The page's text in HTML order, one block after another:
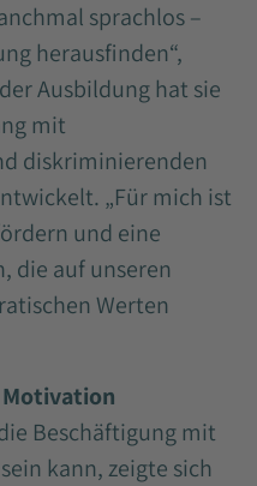
sprachlos –
herausfinden“,
Ausbildung hat sie
mit
diskriminierenden
„Für mich ist
und eine
die auf unseren
Werten
Beschäftigung mit
kann, zeigte sich